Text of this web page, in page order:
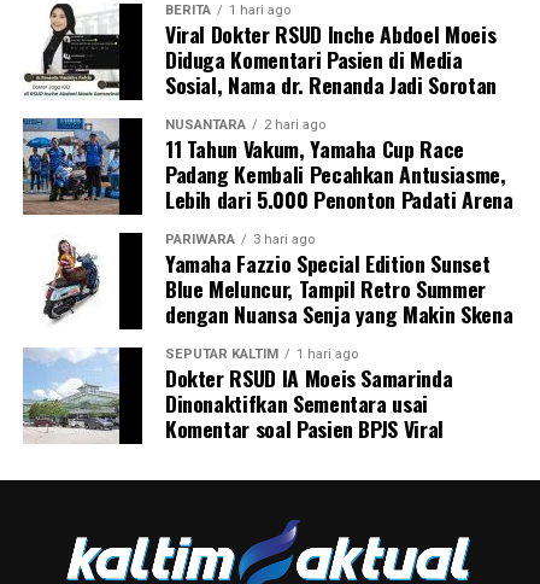
BERITA 1 hari ago
Viral Dokter RSUD Inche Abdoel Moeis
Diduga Komentari Pasien di Media
Sosial, Nama dr. Renanda Jadi Sorotan
NUSANTARA 2 hari ago
11 Tahun Vakum, Yamaha Cup Race
Padang Kembali Pecahkan Antusiasme,
Lebih dari 5.000 Penonton Padati Arena
PARIWARA 3 hari ago
Yamaha Fazzio Special Edition Sunset
Blue Meluncur, Tampil Retro Summer
dengan Nuansa Senja yang Makin Skena
SEPUTAR KALTIM 1 hari ago
Dokter RSUD IA Moeis Samarinda
Dinonaktifkan Sementara usai
Komentar soal Pasien BPJS Viral